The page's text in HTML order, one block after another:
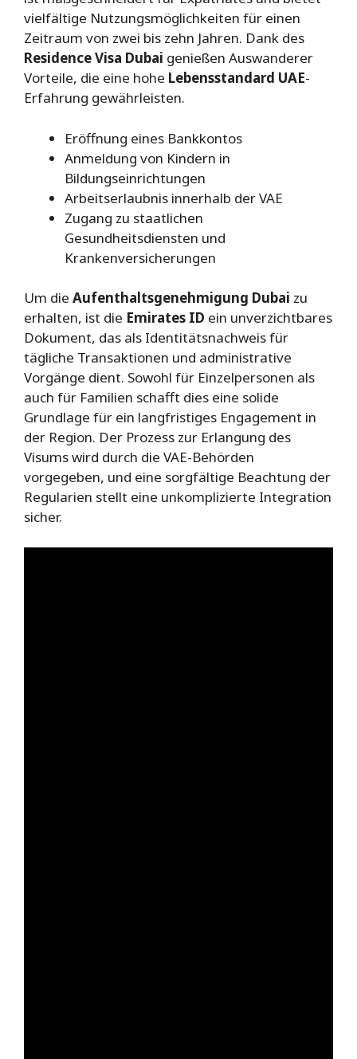
vielfältige Nutzungsmöglichkeiten für einen
Zeitraum von zwei bis zehn Jahren. Dank des
Residence Visa Dubai genießen Auswanderer
Vorteile, die eine hohe Lebensstandard UAE-
Erfahrung gewährleisten.
Eröffnung eines Bankkontos
Anmeldung von Kindern in
Bildungseinrichtungen
Arbeitserlaubnis innerhalb der VAE
Zugang zu staatlichen
Gesundheitsdiensten und
Krankenversicherungen
Um die Aufenthaltsgenehmigung Dubai zu
erhalten, ist die Emirates ID ein unverzichtbares
Dokument, das als Identitätsnachweis für
tägliche Transaktionen und administrative
Vorgänge dient. Sowohl für Einzelpersonen als
auch für Familien schafft dies eine solide
Grundlage für ein langfristiges Engagement in
der Region. Der Prozess zur Erlangung des
Visums wird durch die VAE-Behörden
vorgegeben, und eine sorgfältige Beachtung der
Regularien stellt eine unkomplizierte Integration
sicher.